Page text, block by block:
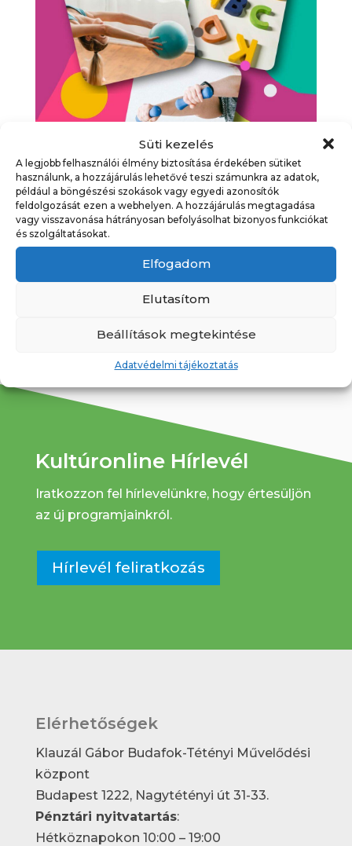
Süti kezelés
A legjobb felhasználói élmény biztosítása érdekében sütiket
használunk, a hozzájárulás lehetővé teszi számunkra az adatok,
például a böngészési szokások vagy egyedi azonosítók
feldolgozását ezen a webhelyen. A hozzájárulás megtagadása
vagy visszavonása hátrányosan befolyásolhat bizonyos funkciókat
és szolgáltatásokat.
Elfogadom
Elutasítom
Beállítások megtekintése
Adatvédelmi tájékoztatás
Tanfolyamválasztó nyílt
napok
IdőpontEgész napos esemény
Egyéb,Programajánló
Programok,Tanfolyamok
Kultúronline Hírlevél
Iratkozzon fel hírlevelünkre, hogy értesüljön
az új programjainkról.
Hírlevél feliratkozás
Elérhetőségek
Klauzál Gábor Budafok-Tétényi Művelődési
központ
Budapest 1222, Nagytétényi út 31-33.
Pénztári nyitvatartás:
Hétköznapokon 10:00 – 19:00